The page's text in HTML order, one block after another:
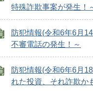
特殊詐欺事案が発生！
防犯情報(令和6年6月
不審電話の発生！～
防犯情報(令和6年6月
れた投資、それ詐欺か